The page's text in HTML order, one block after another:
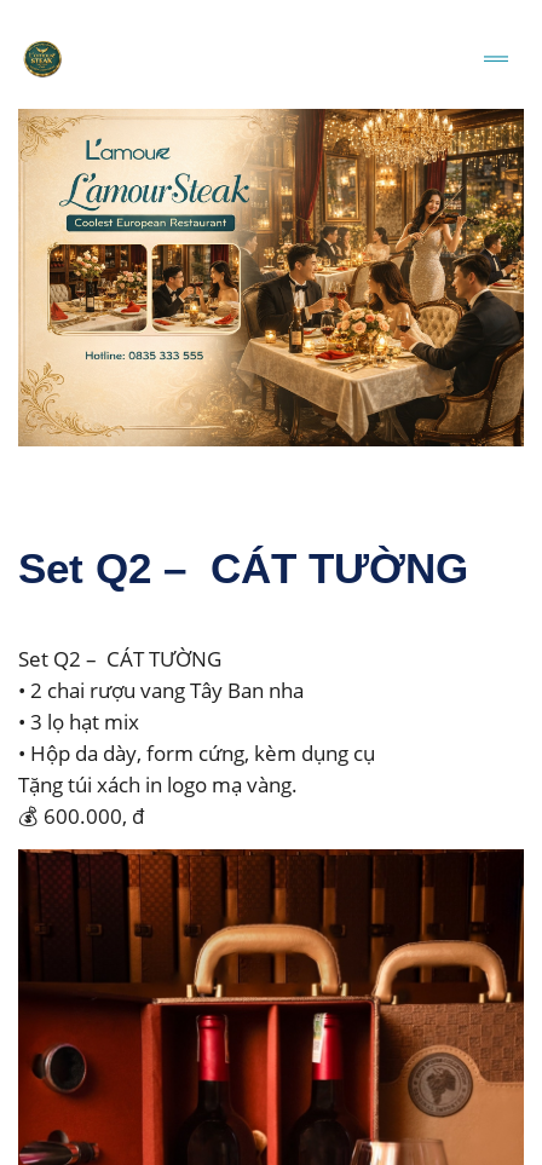
Set Q2 – CÁT TƯỜNG
Set Q2 – CÁT TƯỜNG
• 2 chai rượu vang Tây Ban nha
• 3 lọ hạt mix
• Hộp da dày, form cứng, kèm dụng cụ
Tặng túi xách in logo mạ vàng.
💰 600.000, đ